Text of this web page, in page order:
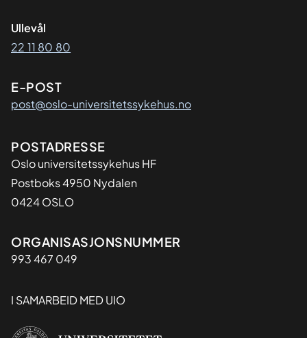
Ullevål
22 11 80 80
E-POST
post@oslo-universitetssykehus.no
Adresse
POSTADRESSE
Oslo universitetssykehus HF
Postboks 4950 Nydalen
0424 OSLO
Organisasjon
ORGANISASJONSNUMMER
993 467 049
I SAMARBEID MED UIO